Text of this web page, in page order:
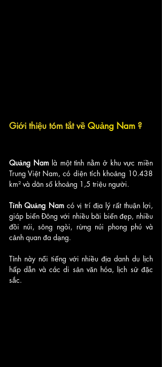
Giới thiệu tóm tắt về Quảng Nam ?
Quảng Nam là một tỉnh nằm ở khu vực miền
Trung Việt Nam, có diện tích khoảng 10.438
km² và dân số khoảng 1,5 triệu người.
Tỉnh Quảng Nam có vị trí địa lý rất thuận lợi,
giáp biển Đông với nhiều bãi biển đẹp, nhiều
đồi núi, sông ngòi, rừng núi phong phú và
cảnh quan đa dạng.
Tỉnh này nổi tiếng với nhiều địa danh du lịch
hấp dẫn và các di sản văn hóa, lịch sử đặc
sắc.